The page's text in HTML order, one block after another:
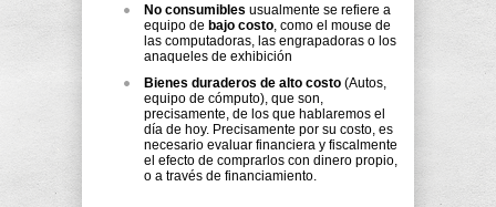
No consumibles usualmente se refiere a
equipo de bajo costo, como el mouse de
las computadoras, las engrapadoras o los
anaqueles de exhibición
Bienes duraderos de alto costo (Autos,
equipo de cómputo), que son,
precisamente, de los que hablaremos el
día de hoy. Precisamente por su costo, es
necesario evaluar financiera y fiscalmente
el efecto de comprarlos con dinero propio,
o a través de financiamiento.